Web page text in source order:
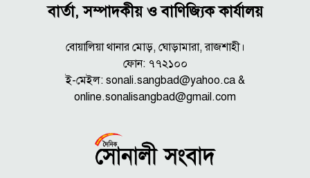
বার্তা, সম্পাদকীয় ও বাণিজ্যিক কার্যালয়
বোয়ালিয়া থানার মোড়, ঘোড়ামারা, রাজশাহী।
ফোন: ৭৭২১০০
ই-মেইল: sonali.sangbad@yahoo.ca &
online.sonalisangbad@gmail.com